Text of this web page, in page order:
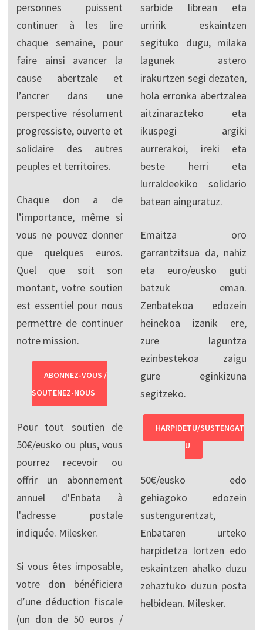
personnes puissent
continuer à les lire
chaque semaine, pour
faire ainsi avancer la
cause abertzale et
l’ancrer dans une
perspective résolument
progressiste, ouverte et
solidaire des autres
peuples et territoires.
Chaque don a de
l’importance, même si
vous ne pouvez donner
que quelques euros.
Quel que soit son
montant, votre soutien
est essentiel pour nous
permettre de continuer
notre mission.
ABONNEZ-VOUS /
SOUTENEZ-NOUS
Pour tout soutien de
50€/eusko ou plus, vous
pourrez recevoir ou
offrir un abonnement
annuel d'Enbata à
l'adresse postale
indiquée. Milesker.
Si vous êtes imposable,
votre don bénéficiera
d’une déduction fiscale
(un don de 50 euros /
sarbide librean eta
urririk eskaintzen
segituko dugu, milaka
lagunek astero
irakurtzen segi dezaten,
hola erronka abertzalea
aitzinarazteko eta
ikuspegi argiki
aurrerakoi, ireki eta
beste herri eta
lurraldeekiko solidario
batean ainguratuz.
Emaitza oro
garrantzitsua da, nahiz
eta euro/eusko guti
batzuk eman.
Zenbatekoa edozein
heinekoa izanik ere,
zure laguntza
ezinbestekoa zaigu
gure eginkizuna
segitzeko.
HARPIDETU/SUSTENGAT
U
50€/eusko edo
gehiagoko edozein
sustengurentzat,
Enbataren urteko
harpidetza lortzen edo
eskaintzen ahalko duzu
zehaztuko duzun posta
helbidean. Milesker.